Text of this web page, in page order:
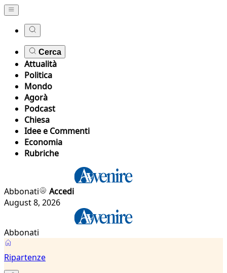
Cerca
Attualità
Politica
Mondo
Agorà
Podcast
Chiesa
Idee e Commenti
Economia
Rubriche
Abbonati
Accedi
August 8, 2026
Abbonati
Ripartenze